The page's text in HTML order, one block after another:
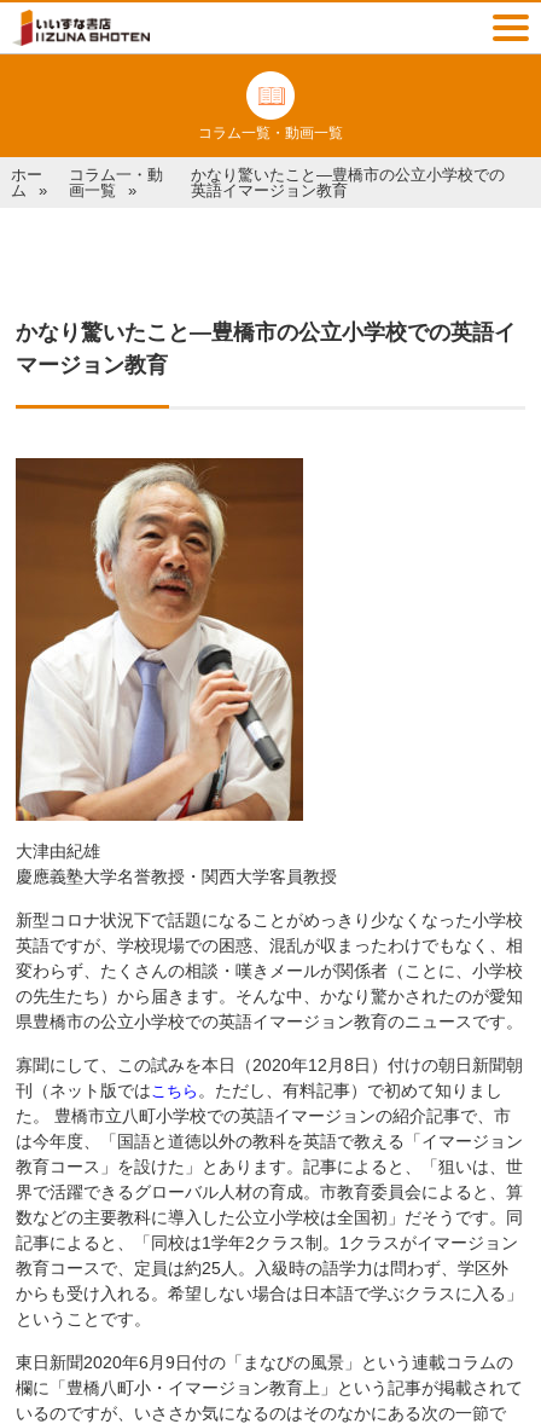
コラム一覧・動画一覧
ホー
ム
コラム一・動
画一覧
かなり驚いたこと—豊橋市の公立小学校での
英語イマージョン教育
かなり驚いたこと—豊橋市の公立小学校での英語イ
マージョン教育
大津由紀雄
慶應義塾大学名誉教授・関西大学客員教授
新型コロナ状況下で話題になることがめっきり少なくなった小学校
英語ですが、学校現場での困惑、混乱が収まったわけでもなく、相
変わらず、たくさんの相談・嘆きメールが関係者（ことに、小学校
の先生たち）から届きます。そんな中、かなり驚かされたのが愛知
県豊橋市の公立小学校での英語イマージョン教育のニュースです。
寡聞にして、この試みを本日（2020年12月8日）付けの朝日新聞朝
刊（ネット版ではこちら 。ただし、有料記事）で初めて知りまし
た。 豊橋市立八町小学校での英語イマージョンの紹介記事で、市
は今年度、「国語と道徳以外の教科を英語で教える「イマージョン
教育コース」を設けた」とあります。記事によると、「狙いは、世
界で活躍できるグローバル人材の育成。市教育委員会によると、算
数などの主要教科に導入した公立小学校は全国初」だそうです。同
記事によると、「同校は1学年2クラス制。1クラスがイマージョン
教育コースで、定員は約25人。入級時の語学力は問わず、学区外
からも受け入れる。希望しない場合は日本語で学ぶクラスに入る」
ということです。
東日新聞2020年6月9日付の「まなびの風景」という連載コラムの
欄に「豊橋八町小・イマージョン教育上」という記事が掲載されて
いるのですが、いささか気になるのはそのなかにある次の一節で